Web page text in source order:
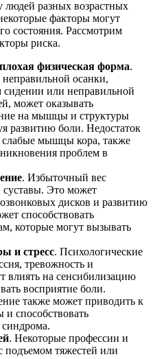
людей разных возрастных
факторы могут
состояния. Рассмотрим
риска.
физическая форма.
осанки,
или неправильной
может оказывать
на мышцы и структуры
развитию боли. Недостаток
слабые мышцы кора, также
проблем в
. Избыточный вес
суставы. Это может
дисков и развитию
способствовать
которые могут вызывать
и стресс. Психологические
тревожность и
влиять на сенсибилизацию
восприятие боли.
также может приводить к
способствовать
. Некоторые профессии и
подъемом тяжестей или